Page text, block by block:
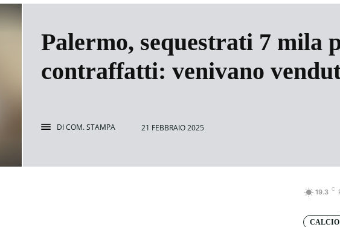
Palermo, sequestrati 7 mila
contraffatti: venivano
DICOM. STAMPA 21 FEBBRAIO 2025
19.3 C
CALCIO